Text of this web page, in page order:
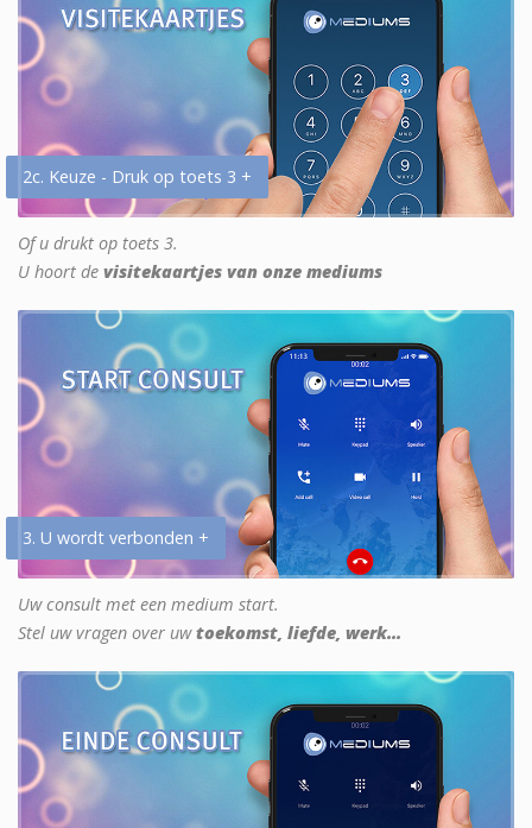
2c. Keuze - Druk op toets 3 +
Of u drukt op toets 3.
U hoort de visitekaartjes van onze mediums
3. U wordt verbonden +
Uw consult met een medium start.
Stel uw vragen over uwtoekomst, liefde, werk...